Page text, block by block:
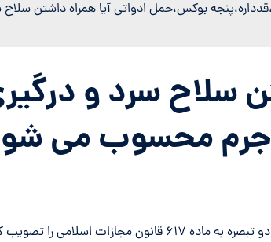
سلاح سرد و
محسوب می
اسلامی را تصویب کردند.